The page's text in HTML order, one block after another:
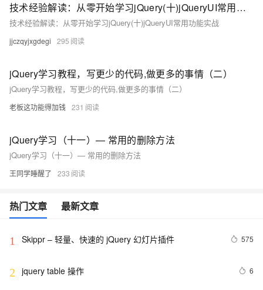
技术经验解读：从零开始学习jQuery(十)jQueryUI常用功能实战
技术经验解读：从零开始学习jQuery(十)jQueryUI常用功能实战
jjczqyjxgdegi 295
jQuery学习教程，写更少的代码,做更多的事情（二）
jQuery学习教程，写更少的代码,做更多的事情（二）
老板这功能得加钱 231
jQuery学习（十一）— 常用的删除方法
jQuery学习（十一）— 常用的删除方法
王同学睡醒了 233
热门文章 最新文章
1 Skippr – 轻量、快速的 jQuery 幻灯片插件 575
2 jquery table 操作 6